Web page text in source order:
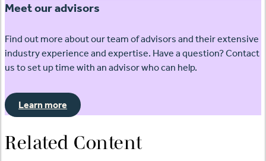
Meet our advisors
Find out more about our team of advisors and their extensive
industry experience and expertise. Have a question? Contact
us to set up time with an advisor who can help.
Learn more
Related Content